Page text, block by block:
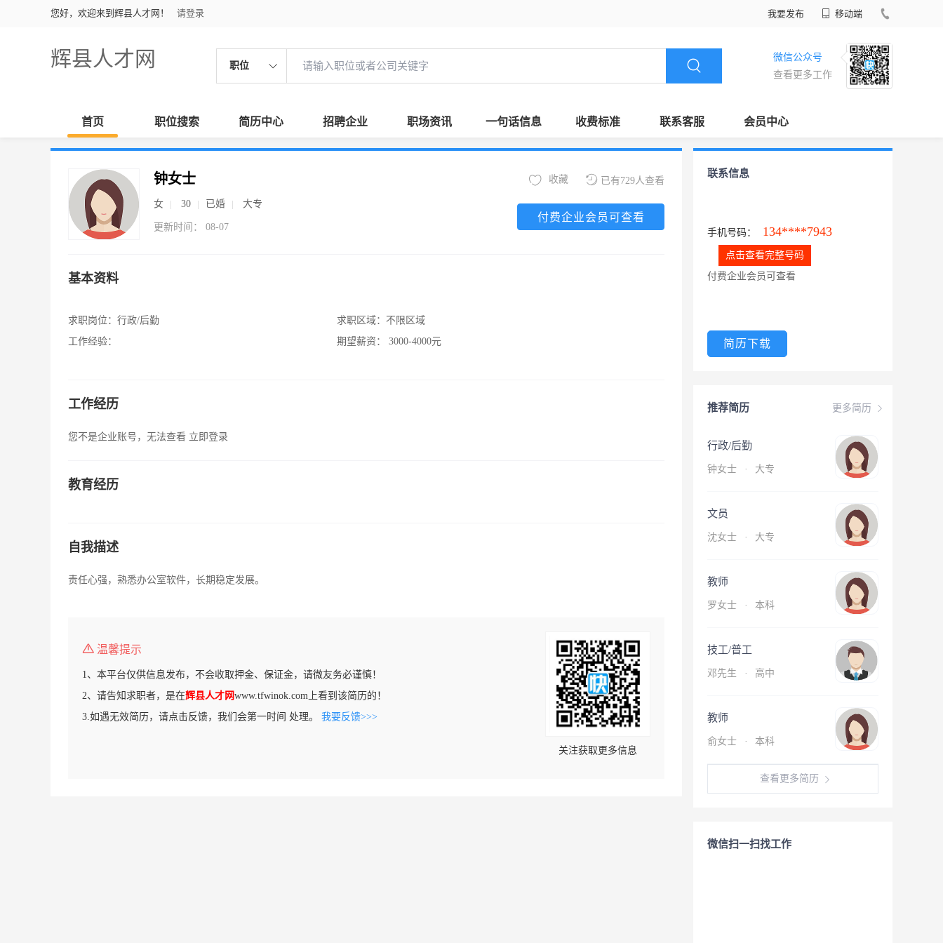
您好，欢迎来到辉县人才网！ 请登录 我要发布 移动端
辉县人才网 职位
微信公众号
查看更多工作
首页 职位搜索 简历中心 招聘企业 职场资讯 一句话信息 收费标准 联系客服 会员中心
钟女士
女 30 已婚 大专
更新时间： 08-07
已有729人查看
收藏
付费企业会员可查看
基本资料
求职岗位： 行政/后勤
工作经验：
求职区域： 不限区域
期望薪资：
3000-4000元
工作经历
您不是企业账号，无法查看 立即登录
教育经历
自我描述
责任心强，熟悉办公室软件，长期稳定发展。
温馨提示
1、本平台仅供信息发布，不会收取押金、保证金，请微友务必谨慎！
2、请告知求职者，是在辉县人才网www.tfwinok.com上看到该简历的！
3.如遇无效简历，请点击反馈，我们会第一时间 处理。 我要反馈>>>
关注获取更多信息
联系信息
手机号码： 134****7943
点击查看完整号码
付费企业会员可查看
简历下载
更多简历
推荐简历
行政/后勤
钟女士 · 大专
文员
沈女士 · 大专
教师
罗女士 · 本科
技工/普工
邓先生 · 高中
教师
俞女士 · 本科
查看更多简历
微信扫一扫找工作